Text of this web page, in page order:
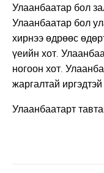
Улаанбаатар бол
Улаанбаатар бол
хирнээ өдрөөс
үеийн хот.
ногоон хот.
жаргалтай
Улаанбаатарт